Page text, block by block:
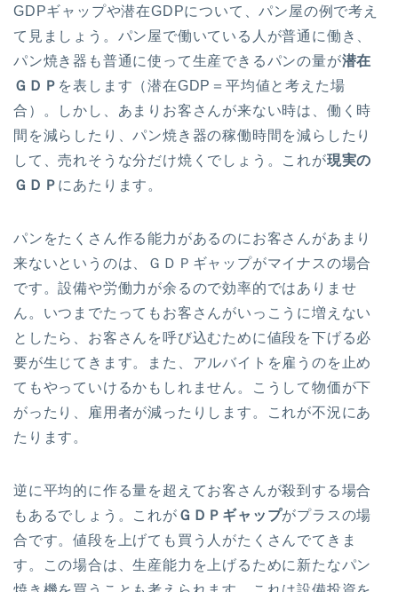
GDPギャップや潜在GDPについて、パン屋の例で考え
て見ましょう。パン屋で働いている人が普通に働き、
パン焼き器も普通に使って生産できるパンの量が潜在
ＧＤＰ を表します（潜在GDP＝平均値と考えた場
合）。しかし、あまりお客さんが来ない時は、働く時
間を減らしたり、パン焼き器の稼働時間を減らしたり
して、売れそうな分だけ焼くでしょう。これが現実の
ＧＤＰ にあたります。
パンをたくさん作る能力があるのにお客さんがあまり
来ないというのは、ＧＤＰギャップがマイナスの場合
です。設備や労働力が余るので効率的ではありませ
ん。いつまでたってもお客さんがいっこうに増えない
としたら、お客さんを呼び込むために値段を下げる必
要が生じてきます。また、アルバイトを雇うのを止め
てもやっていけるかもしれません。こうして物価が下
がったり、雇用者が減ったりします。これが不況にあ
たります。
逆に平均的に作る量を超えてお客さんが殺到する場合
もあるでしょう。これが ＧＤＰギャップがプラスの場
合です。値段を上げても買う人がたくさんでてきま
す。この場合は、生産能力を上げるために新たなパン